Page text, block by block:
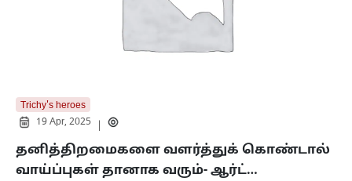
Trichy's heroes
19 Apr, 2025
தனித்திறமைகளை வளர்த்துக் கொண்டால்
வாய்ப்புகள் தானாக வரும்- ஆர்ட்…